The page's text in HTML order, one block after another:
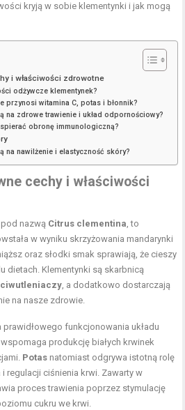
kryją w sobie klementynki i jak mogą
i właściwości zdrowotne
odżywcze klementynek?
przynosi witamina C, potas i błonnik?
na zdrowe trawienie i układ odpornościowy?
obronę immunologiczną?
na nawilżenie i elastyczność skóry?
cechy i właściwości
pod nazwą Citrus clementina, to
w wyniku skrzyżowania mandarynki
oraz słodki smak sprawiają, że cieszy
dietach. Klementynki są skarbnicą
, a dodatkowo dostarczają
na nasze zdrowie.
funkcjonowania układu
produkcję białych krwinek
Potas natomiast odgrywa istotną rolę
regulacji ciśnienia krwi. Zawarty w
proces trawienia poprzez stymulację
cukru we krwi.